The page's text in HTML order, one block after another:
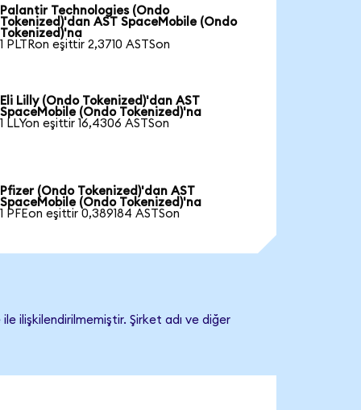
Palantir Technologies (Ondo
Tokenized)'dan AST SpaceMobile (Ondo
Tokenized)'na
1 PLTRon eşittir 2,3710 ASTSon
Eli Lilly (Ondo Tokenized)'dan AST
SpaceMobile (Ondo Tokenized)'na
1 LLYon eşittir 16,4306 ASTSon
Pfizer (Ondo Tokenized)'dan AST
SpaceMobile (Ondo Tokenized)'na
1 PFEon eşittir 0,389184 ASTSon
ilişkilendirilmemiştir. Şirket adı ve diğer